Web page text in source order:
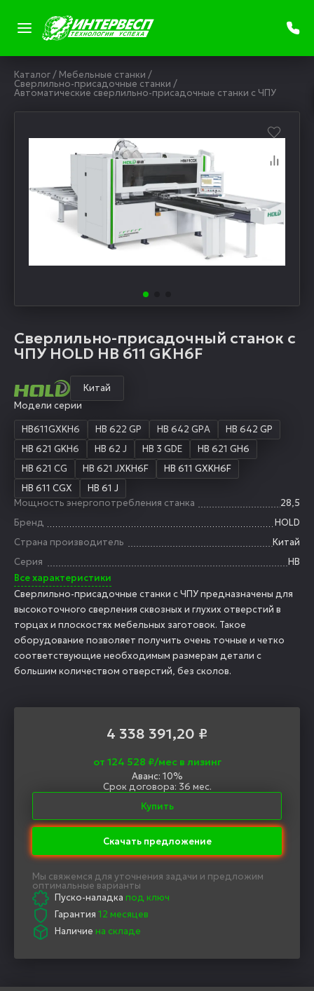
Каталог/ Мебельные станки /
Сверлильно-присадочные станки /
Автоматические сверлильно-присадочные станки с ЧПУ
Сверлильно-присадочный станок с
ЧПУ HOLD HB 611 GKH6F
Китай
Модели серии
HB611GХKH6
HB 622 GP HB 642 GPA
HB 642 GP
HB 621 GKH6
HB 62 J HB 3 GDE
HB 621 GH6
HB 621 CG
HB 621 JXKH6F
HB 611 GXKH6F
HB 611 CGX
HB 61 J
Мощность энергопотребления станка
28,5
Бренд
HOLD
Страна производитель
Китай
Серия
HB
Все характеристики
Сверлильно-присадочные станки с ЧПУ предназначены для
высокоточного сверления сквозных и глухих отверстий в
торцах и плоскостях мебельных заготовок. Такое
оборудование позволяет получить очень точные и четко
соответствующие необходимым размерам детали с
большим количеством отверстий, без сколов.
4 338 391,20 ₽
от 124 528 ₽/мес в лизинг
Аванс: 10%
Срок договора: 36 мес.
Купить
Скачать предложение
Мы свяжемся для уточнения задачи и предложим
оптимальные варианты
Пуско-наладка под ключ
Гарантия 12 месяцев
Наличие на складе